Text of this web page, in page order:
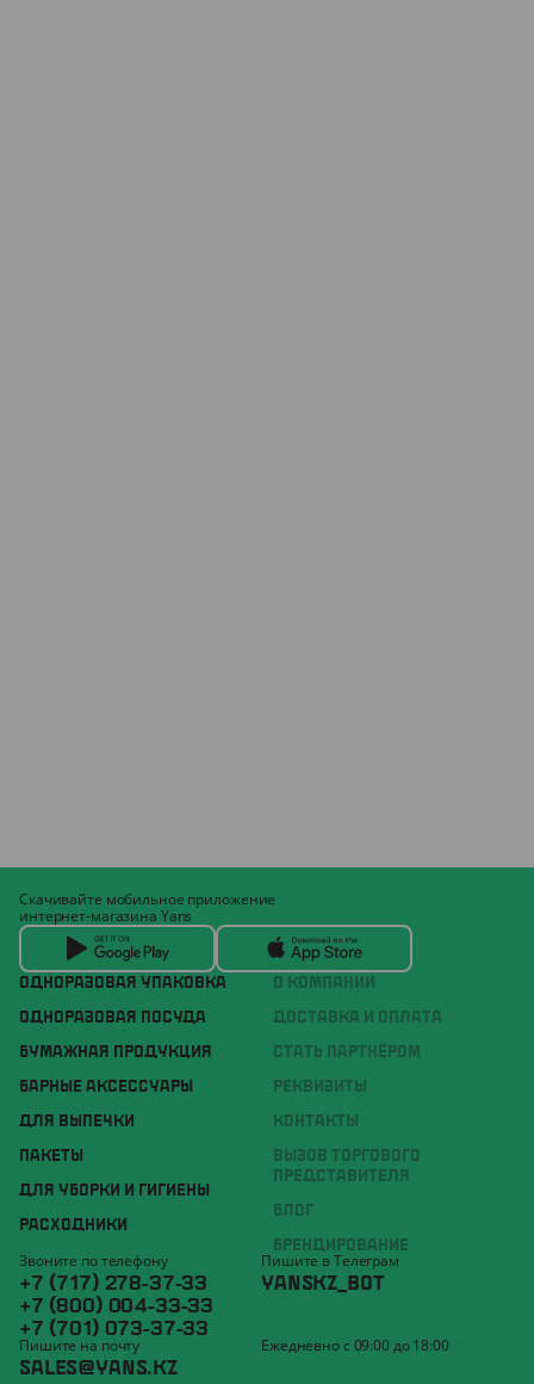
ОДНОРАЗОВАЯ УПАКОВКА
ОДНОРАЗОВАЯ ПОСУДА
БУМАЖНАЯ ПРОДУКЦИЯ
БАРНЫЕ АКСЕССУАРЫ
ДЛЯ ВЫПЕЧКИ
ПАКЕТЫ
ДЛЯ УБОРКИ И ГИГИЕНЫ
РАСХОДНИКИ
О КОМПАНИИ
ДОСТАВКА И ОПЛАТА
СТАТЬ ПАРТНЁРОМ
РЕКВИЗИТЫ
КОНТАКТЫ
ВЫЗОВ ТОРГОВОГО
ПРЕДСТАВИТЕЛЯ
БЛОГ
БРЕНДИРОВАНИЕ
Скачивайте мобильное приложение
интернет-магазина Yans
Звоните по телефону
+7 (717) 278-37-33
+7 (800) 004-33-33
+7 (701) 073-37-33
Пишите в Телеграм
YANSKZ_BOT
Пишите на почту
SALES@YANS.KZ
Ежедневно с 09:00 до 18:00